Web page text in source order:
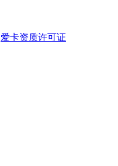
爱卡资质许可证